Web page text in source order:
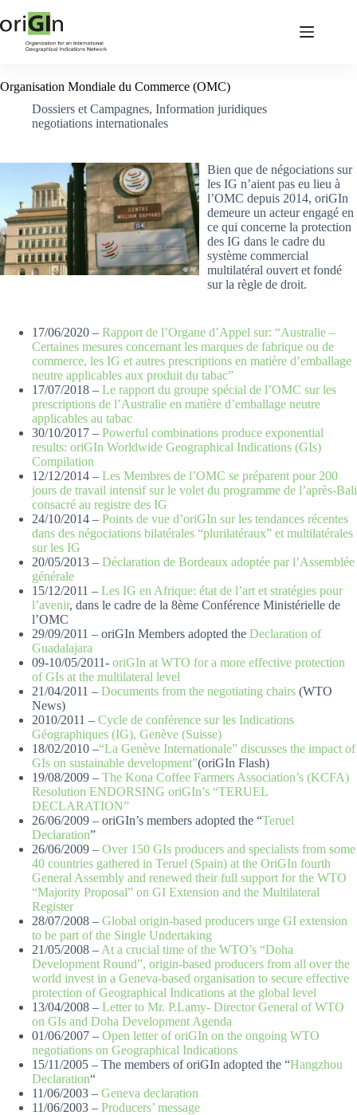
Organisation Mondiale du Commerce (OMC)
Dossiers et Campagnes, Information juridiques
negotiations internationales
Bien que de négociations sur
les IG n’aient pas eu lieu à
l’OMC depuis 2014, oriGIn
demeure un acteur engagé en
ce qui concerne la protection
des IG dans le cadre du
système commercial
multilatéral ouvert et fondé
sur la règle de droit.
17/06/2020 – Rapport de l’Organe d’Appel sur: “Australie –
Certaines mesures concernant les marques de fabrique ou de
commerce, les IG et autres prescriptions en matière d’emballage
neutre applicables aux produit du tabac”
17/07/2018 – Le rapport du groupe spécial de l’OMC sur les
prescriptions de l’Australie en matière d’emballage neutre
applicables au tabac
30/10/2017 – Powerful combinations produce exponential
results: oriGIn Worldwide Geographical Indications (GIs)
Compilation
12/12/2014 – Les Membres de l’OMC se préparent pour 200
jours de travail intensif sur le volet du programme de l’après-Bali
consacré au registre des IG
24/10/2014 – Points de vue d’oriGIn sur les tendances récentes
dans des négociations bilatérales “plurilatéraux” et multilatérales
sur les IG
20/05/2013 – Déclaration de Bordeaux adoptée par l’Assemblée
générale
15/12/2011 – Les IG en Afrique: état de l’art et stratégies pour
l’avenir, dans le cadre de la 8ème Conférence Ministérielle de
l’OMC
29/09/2011 – oriGIn Members adopted the Declaration of
Guadalajara
09-10/05/2011- oriGIn at WTO for a more effective protection
of GIs at the multilateral level
21/04/2011 – Documents from the negotiating chairs (WTO
News)
2010/2011 – Cycle de conférence sur les Indications
Géographiques (IG), Genève (Suisse)
18/02/2010 –“La Genève Internationale” discusses the impact of
GIs on sustainable development”(oriGIn Flash)
19/08/2009 – The Kona Coffee Farmers Association’s (KCFA)
Resolution ENDORSING oriGIn’s “TERUEL
DECLARATION”
26/06/2009 – oriGIn’s members adopted the “Teruel
Declaration”
26/06/2009 – Over 150 GIs producers and specialists from some
40 countries gathered in Teruel (Spain) at the OriGIn fourth
General Assembly and renewed their full support for the WTO
“Majority Proposal” on GI Extension and the Multilateral
Register
28/07/2008 – Global origin-based producers urge GI extension
to be part of the Single Undertaking
21/05/2008 – At a crucial time of the WTO’s “Doha
Development Round”, origin-based producers from all over the
world invest in a Geneva-based organisation to secure effective
protection of Geographical Indications at the global level
13/04/2008 – Letter to Mr. P.Lamy- Director General of WTO
on GIs and Doha Development Agenda
01/06/2007 – Open letter of oriGIn on the ongoing WTO
negotiations on Geographical Indications
15/11/2005 – The members of oriGIn adopted the “Hangzhou
Declaration“
11/06/2003 – Geneva declaration
11/06/2003 – Producers’ message